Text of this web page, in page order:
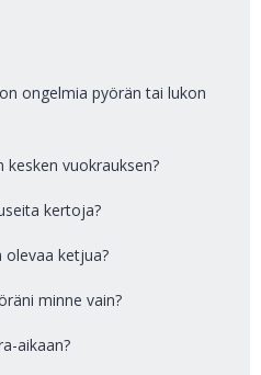
ongelmia pyörän tai lukon
kesken vuokrauksen?
kertoja?
olevaa ketjua?
minne vain?
aikaan?